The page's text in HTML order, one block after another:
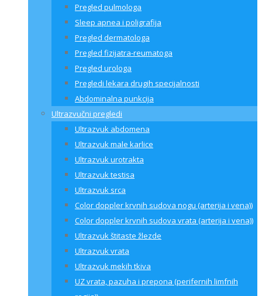
Pregled pulmologa
Sleep apnea i poligrafija
Pregled dermatologa
Pregled fizijatra-reumatoga
Pregled urologa
Pregledi lekara drugih specijalnosti
Abdominalna punkcija
Ultrazvučni pregledi
Ultrazvuk abdomena
Ultrazvuk male karlice
Ultrazvuk urotrakta
Ultrazvuk testisa
Ultrazvuk srca
Color doppler krvnih sudova nogu (arterija i vena))
Color doppler krvnih sudova vrata (arterija i vena))
Ultrazvuk štitaste žlezde
Ultrazvuk vrata
Ultrazvuk mekih tkiva
UZ vrata, pazuha i prepona (perifernih limfnih